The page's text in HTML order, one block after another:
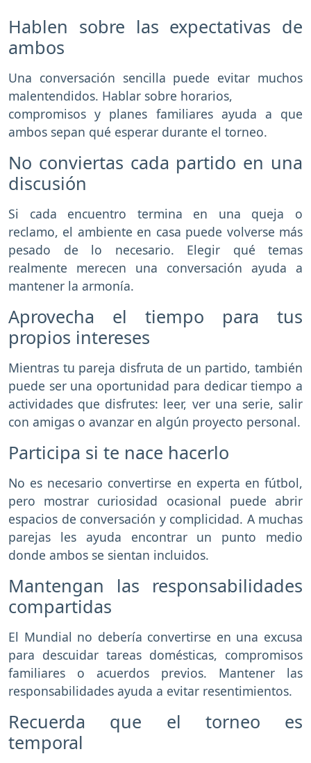
Hablen sobre las expectativas de
ambos
Una conversación sencilla puede evitar muchos
malentendidos. Hablar sobre horarios,
compromisos y planes familiares ayuda a que
ambos sepan qué esperar durante el torneo.
No conviertas cada partido en una
discusión
Si cada encuentro termina en una queja o
reclamo, el ambiente en casa puede volverse más
pesado de lo necesario. Elegir qué temas
realmente merecen una conversación ayuda a
mantener la armonía.
Aprovecha el tiempo para tus
propios intereses
Mientras tu pareja disfruta de un partido, también
puede ser una oportunidad para dedicar tiempo a
actividades que disfrutes: leer, ver una serie, salir
con amigas o avanzar en algún proyecto personal.
Participa si te nace hacerlo
No es necesario convertirse en experta en fútbol,
pero mostrar curiosidad ocasional puede abrir
espacios de conversación y complicidad. A muchas
parejas les ayuda encontrar un punto medio
donde ambos se sientan incluidos.
Mantengan las responsabilidades
compartidas
El Mundial no debería convertirse en una excusa
para descuidar tareas domésticas, compromisos
familiares o acuerdos previos. Mantener las
responsabilidades ayuda a evitar resentimientos.
Recuerda que el torneo es
temporal